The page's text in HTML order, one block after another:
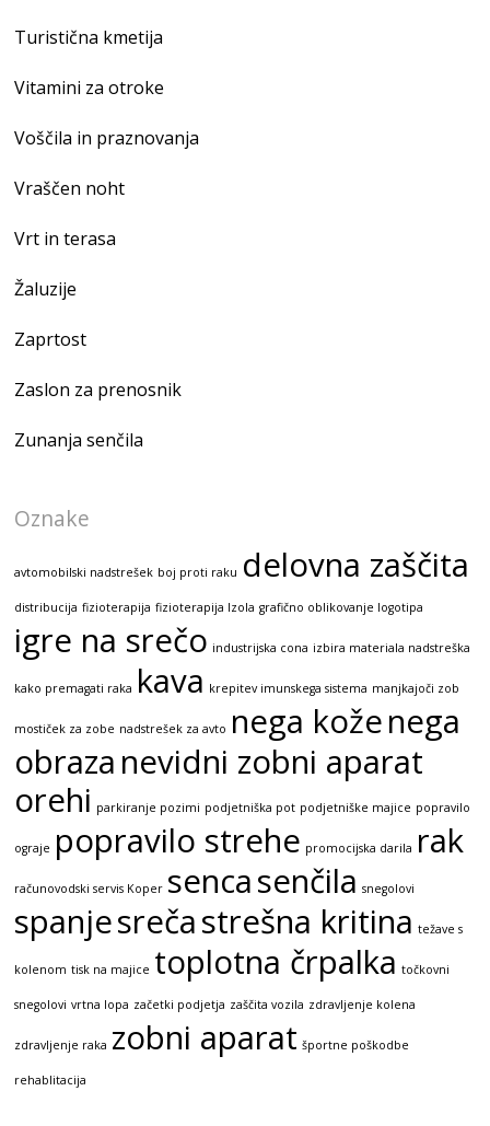
Turistična kmetija
Vitamini za otroke
Voščila in praznovanja
Vraščen noht
Vrt in terasa
Žaluzije
Zaprtost
Zaslon za prenosnik
Zunanja senčila
Oznake
avtomobilski nadstrešek boj proti raku delovna zaščita
distribucija fizioterapija fizioterapija Izola grafično oblikovanje logotipa
igre na srečo industrijska cona izbira materiala nadstreška
kako premagati raka kava krepitev imunskega sistema manjkajoči zob
mostiček za zobe nadstrešek za avto nega koženega
obraza nevidni zobni aparat
orehi parkiranje pozimi podjetniška pot podjetniške majice popravilo
ograje popravilo strehe promocijska darila rak
računovodski servis Koper sencasenčila snegolovi
spanjesrečastrešna kritina težave s
kolenom tisk na majice toplotna črpalka točkovni
snegolovi vrtna lopa začetki podjetja zaščita vozila zdravljenje kolena
zdravljenje raka zobni aparat športne poškodbe
rehablitacija